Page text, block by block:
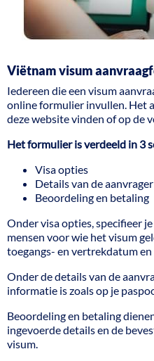
Viëtnam visum
Iedereen die een visum
online formulier invullen. Het
deze website vinden of op de
Het formulier is verdeeld in 3
Visa opties
Details van de aanvrager
Beoordeling en betaling
Onder visa opties, specifieer
mensen voor wie het visum
toegangs- en vertrekdatum
Onder de details van de
informatie is zoals op je
Beoordeling en betaling
ingevoerde details en de
visum.